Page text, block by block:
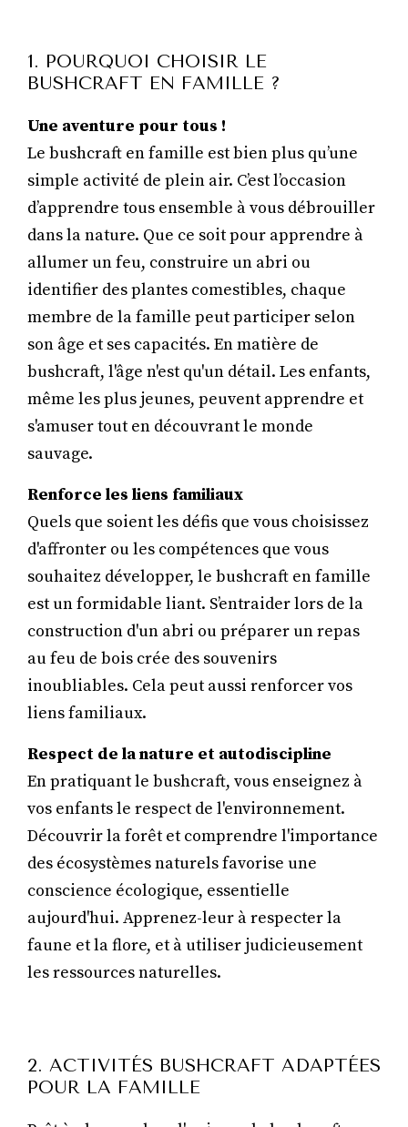
1. POURQUOI CHOISIR LE
BUSHCRAFT EN FAMILLE ?
Une aventure pour tous !
Le bushcraft en famille est bien plus qu’une
simple activité de plein air. C’est l’occasion
d’apprendre tous ensemble à vous débrouiller
dans la nature. Que ce soit pour apprendre à
allumer un feu, construire un abri ou
identifier des plantes comestibles, chaque
membre de la famille peut participer selon
son âge et ses capacités. En matière de
bushcraft, l'âge n'est qu'un détail. Les enfants,
même les plus jeunes, peuvent apprendre et
s'amuser tout en découvrant le monde
sauvage.
Renforce les liens familiaux
Quels que soient les défis que vous choisissez
d'affronter ou les compétences que vous
souhaitez développer, le bushcraft en famille
est un formidable liant. S’entraider lors de la
construction d'un abri ou préparer un repas
au feu de bois crée des souvenirs
inoubliables. Cela peut aussi renforcer vos
liens familiaux.
Respect de la nature et autodiscipline
En pratiquant le bushcraft, vous enseignez à
vos enfants le respect de l'environnement.
Découvrir la forêt et comprendre l'importance
des écosystèmes naturels favorise une
conscience écologique, essentielle
aujourd'hui. Apprenez-leur à respecter la
faune et la flore, et à utiliser judicieusement
les ressources naturelles.
2. ACTIVITÉS BUSHCRAFT ADAPTÉES
POUR LA FAMILLE